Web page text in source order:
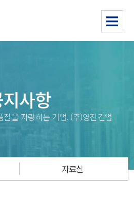
사항
을 자랑하는 기업, (주)영진건업
자료실